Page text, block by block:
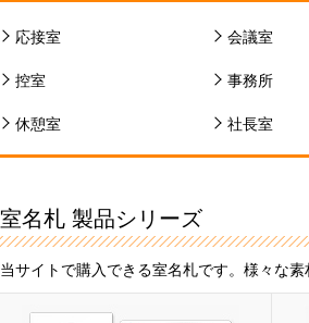
応接室 会議室
控室 事務所
休憩室 社長室
室名札 製品シリーズ
当サイトで購入できる室名札です。様々な